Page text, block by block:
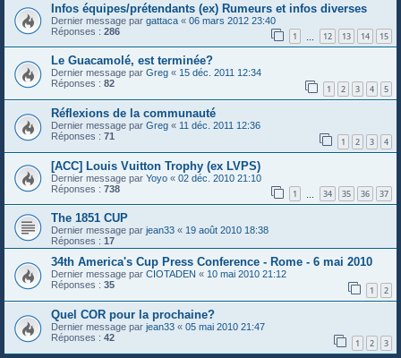
Infos équipes/prétendants (ex) Rumeurs et infos diverses
Dernier message par gattaca « 06 mars 2012 23:40
Réponses : 286 1 12 13 14 15
Le Guacamolé, est terminée?
Dernier message par Greg « 15 déc. 2011 12:34
Réponses : 82 1 2 3 4 5
Réflexions de la communauté
Dernier message par Greg « 11 déc. 2011 12:36
Réponses : 71 1 2 3 4
[ACC] Louis Vuitton Trophy (ex LVPS)
Dernier message par Yoyo « 02 déc. 2010 21:10
Réponses : 738 1 34 35 36 37
The 1851 CUP
Dernier message par jean33 « 19 août 2010 18:38
Réponses : 17
34th America's Cup Press Conference - Rome - 6 mai 2010
Dernier message par CIOTADEN « 10 mai 2010 21:12
Réponses : 35 1 2
Quel COR pour la prochaine?
Dernier message par jean33 « 05 mai 2010 21:47
Réponses : 42 1 2 3